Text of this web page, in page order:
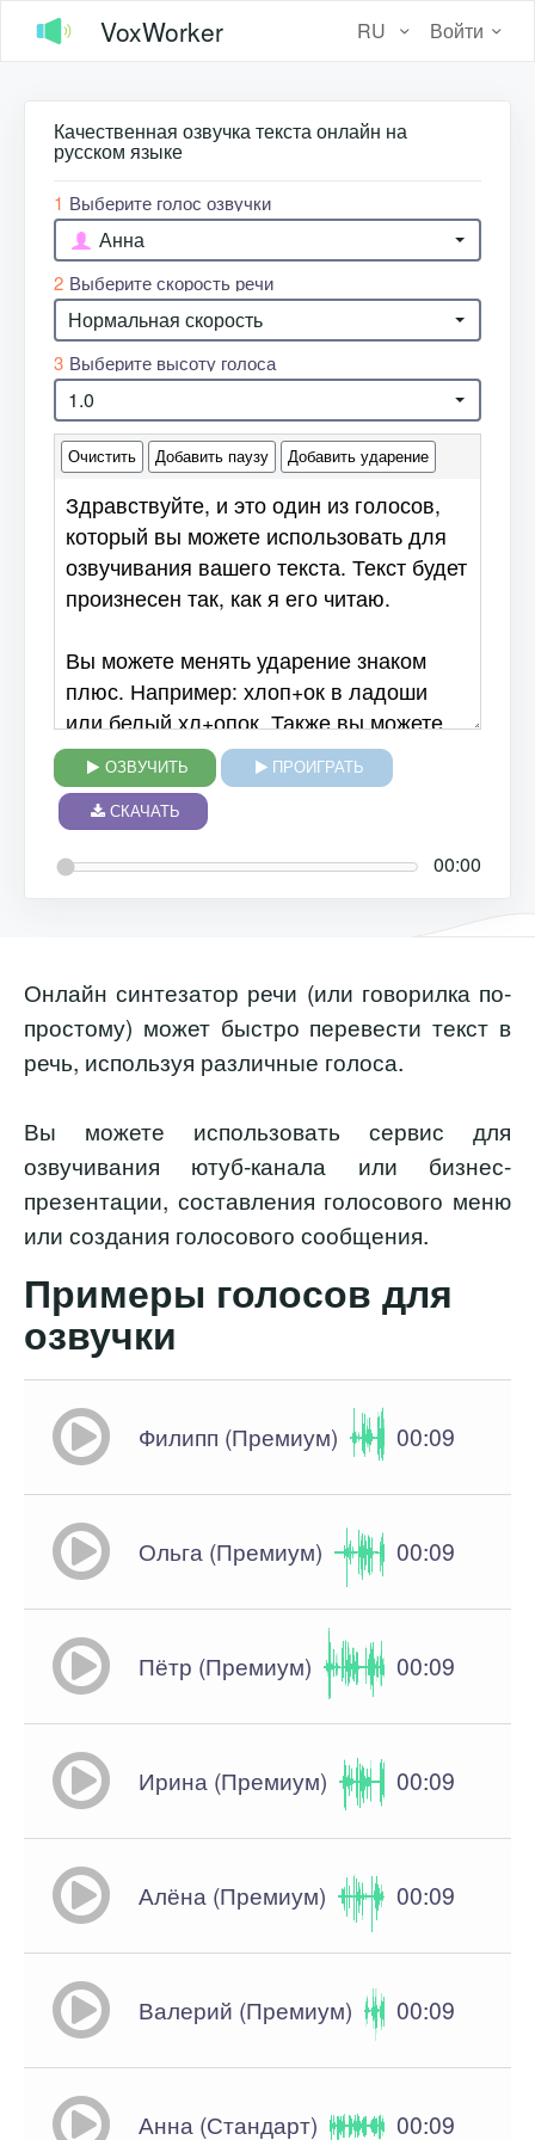
VoxWorker RU Войти
Качественная озвучка текста онлайн на
русском языке
1 Выберите голос озвучки
Анна
2 Выберите скорость речи
Нормальная скорость
3 Выберите высоту голоса
1.0
Очистить Добавить паузу Добавить ударение
ОЗВУЧИТЬ ПРОИГРАТЬ
СКАЧАТЬ
00:00
Онлайн синтезатор речи (или говорилка по-
простому) может быстро перевести текст в
речь, используя различные голоса.
Вы можете использовать сервис для
озвучивания ютуб-канала или бизнес-
презентации, составления голосового меню
или создания голосового сообщения.
Примеры голосов для
озвучки
Филипп (Премиум) 00:09
Ольга (Премиум) 00:09
Пётр (Премиум) 00:09
Ирина (Премиум) 00:09
Алёна (Премиум) 00:09
Валерий (Премиум) 00:09
Анна (Стандарт) 00:09